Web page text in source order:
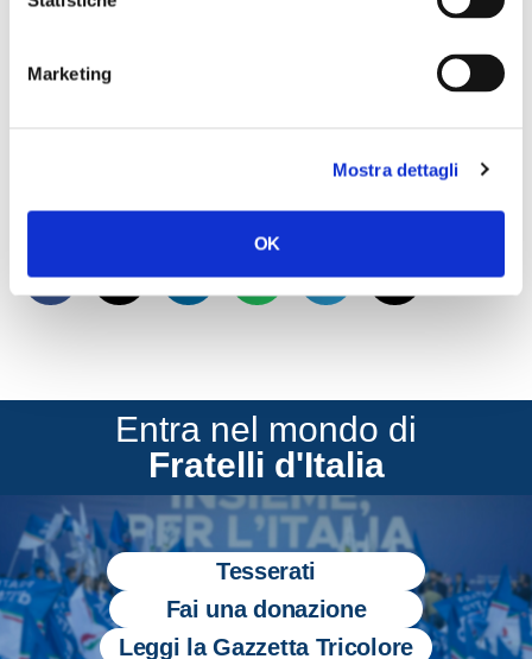
Marketing
Mostra dettagli
OK
sicurezza del territorio e la tranquillità della
E’ quanto dichiarato in una nota da
Marcello
Parlamentare di Fratelli d’Italia – An.
Entra nel mondo di
Fratelli d'Italia
Tesserati
Fai una donazione
Leggi la Gazzetta Tricolore